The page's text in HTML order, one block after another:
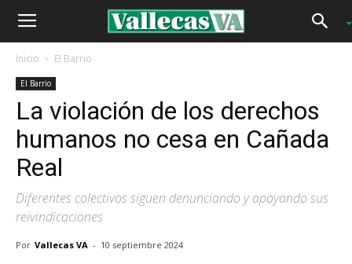
Inicio El Barrio
El Barrio
La violación de los derechos
humanos no cesa en Cañada
Real
Diferentes colectivos siguen denunciando y apoyando sus
reivindicaciones
Por Vallecas VA - 10 septiembre 2024